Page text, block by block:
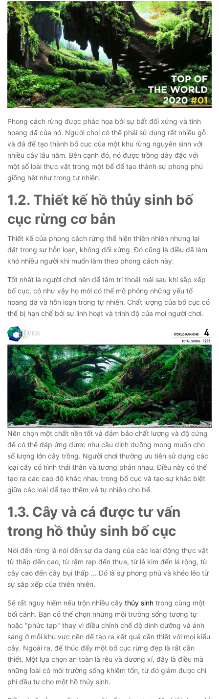
Phong cách rừng được phác họa bởi sự bất đối xứng và tính
hoang dã của nó. Người chơi có thể phải sử dụng rất nhiều gỗ
và đá để tạo thành bố cục của một khu rừng nguyên sinh với
nhiều cây lâu năm. Bên cạnh đó, nó được trồng dày đặc với
một số loài thực vật trong một bể để tạo thành sự phong phú
giống hệt như trong tự nhiên.
1.2. Thiết kế hồ thủy sinh bố
cục rừng cơ bản
Thiết kế của phong cách rừng thể hiện thiên nhiên nhưng lại
đặt trong sự hỗn loạn, không đối xứng. Đó cũng là điều đã làm
khó nhiều người khi muốn làm theo phong cách này.
Tốt nhất là người chơi nên để tâm trí thoải mái sau khi sắp xếp
bố cục, có như vậy họ mới có thể mô phỏng những yếu tố
hoang dã và hỗn loạn trong tự nhiên. Chất lượng của bố cục có
thể bị hạn chế bởi sự linh hoạt và trình độ của mọi người chơi.
Nên chọn một chất nền tốt và đảm bảo chất lượng và độ cứng
để có thể đáp ứng được nhu cầu dinh dưỡng mong muốn cho
số lượng lớn cây trồng. Người chơi thường ưu tiên sử dụng các
loại cây có hình thái thân và tương phản nhau. Điều này có thể
tạo ra các cao độ khác nhau trong bố cục và tạo sự khác biệt
giữa các loài để tạo thêm vẻ tự nhiên cho bể.
1.3. Cây và cá được tư vấn
trong hồ thủy sinh bố cục
Nói đến rừng là nói đến sự đa dạng của các loài động thực vật
từ thấp đến cao, từ rậm rạp đến thưa, từ lá kim đến lá rộng, từ
cây cao đến cây bụi thấp ... Đó là sự phong phú và khéo léo từ
sự sắp xếp của thiên nhiên.
Sẽ rất nguy hiểm nếu trộn nhiều cây thủy sinh trong cùng một
bối cảnh. Bạn có thể chọn những môi trường sống tương tự
hoặc "phức tạp" thay vì điều chỉnh chế độ dinh dưỡng và ánh
sáng ở mỗi khu vực nền để tạo ra kết quả cần thiết với mọi kiểu
cây. Ngoài ra, để thúc đẩy một bố cục rừng đẹp là rất cần
thiết. Một lựa chọn an toàn là rêu và dương xỉ, đây là điều mà
những loài có môi trường sống khiêm tốn, từ đó giảm được chi
phí đầu tư cho một hồ thủy sinh.